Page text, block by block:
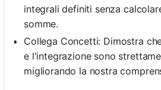
integrali definiti senza
somme.
Collega Concetti: Dimostra
e l'integrazione sono
migliorando la nostra